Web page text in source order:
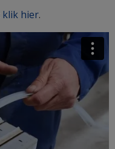
klik hier.